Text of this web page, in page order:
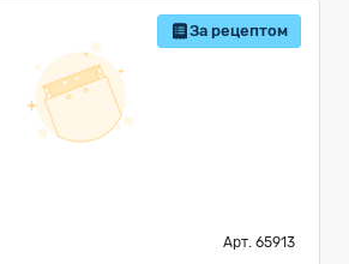
За рецептом
Арт. 65913